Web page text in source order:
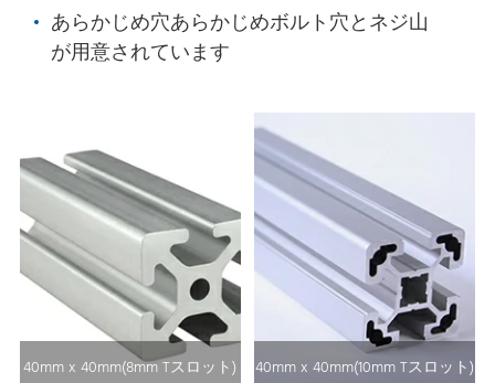
あらかじめ穴あらかじめボルト穴とネジ山
が用意されています
40mm x 40mm(8mm Tスロット) 40mm x 40mm(10mm Tスロット)